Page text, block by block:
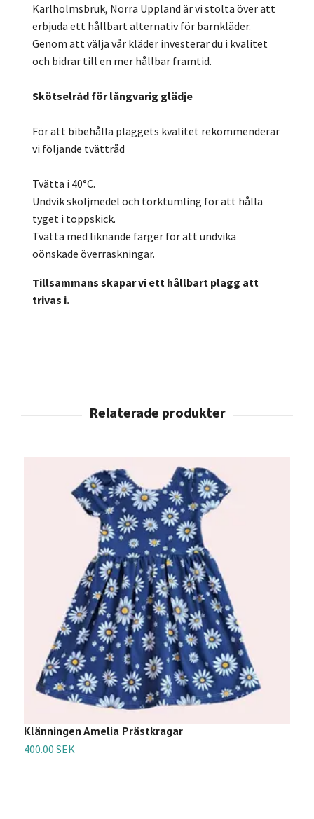
Karlholmsbruk, Norra Uppland är vi stolta över att
erbjuda ett hållbart alternativ för barnkläder.
Genom att välja vår kläder investerar du i kvalitet
och bidrar till en mer hållbar framtid.
Skötselråd för långvarig glädje
För att bibehålla plaggets kvalitet rekommenderar
vi följande tvättråd
Tvätta i 40°C.
Undvik sköljmedel och torktumling för att hålla
tyget i toppskick.
Tvätta med liknande färger för att undvika
oönskade överraskningar.
Tillsammans skapar vi ett hållbart plagg att
trivas i.
Klänningen Amelia Prästkragar
400.00 SEK